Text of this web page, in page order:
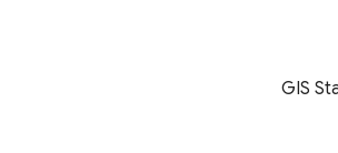
GIS